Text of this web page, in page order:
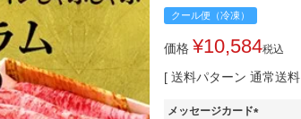
価格 ¥10,584税込
送料パターン 通常送料
メッセージカード